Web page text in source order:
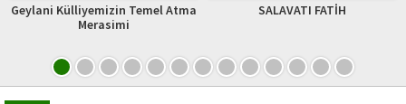
Geylani Külliyemizin Temel Atma
Merasimi
SALAVATI FATİH